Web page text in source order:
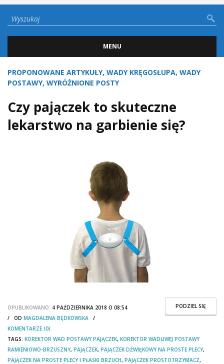
MENU
PROPONOWANE ARTYKUŁY, WADY KRĘGOSŁUPA, WADY
POSTAWY, WYRÓŻNIONE POSTY
Czy pajączek to skuteczne
lekarstwo na garbienie się?
PODZIEL SIĘ
OPUBLIKOWANO: 4 PAŹDZIERNIKA 2018 O 08:54
/ OD MAGDALENA BĘDKOWSKA /
KOMENTARZE (0)
TAGS: KOREKTOR WAD POSTAWY PAJĄCZEK, KOREKTOR WADLIWEJ POSTAWY
RAMIENIOWO-BRZUSZNY, PAJĄCZEK, PAJĄCZEK DŹWIĘKOWY NA PROSTE PLECY,
PAJĄCZEK NA PROSTE PLECY I PŁASKI BRZUCH, PAJĄCZEK PROSTOTRZYMACZ,